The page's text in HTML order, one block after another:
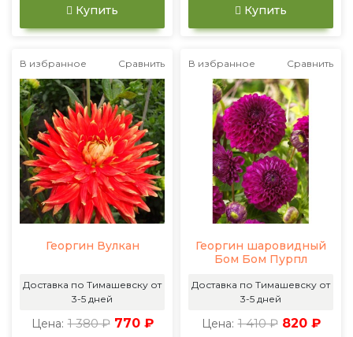
Купить Купить
В избранное Сравнить
Георгин Вулкан
Доставка по Тимашевску от
3-5 дней
Цена: 1 380 ₽ 770 ₽
В избранное Сравнить
Георгин шаровидный
Бом Бом Пурпл
Доставка по Тимашевску от
3-5 дней
Цена: 1 410 ₽ 820 ₽